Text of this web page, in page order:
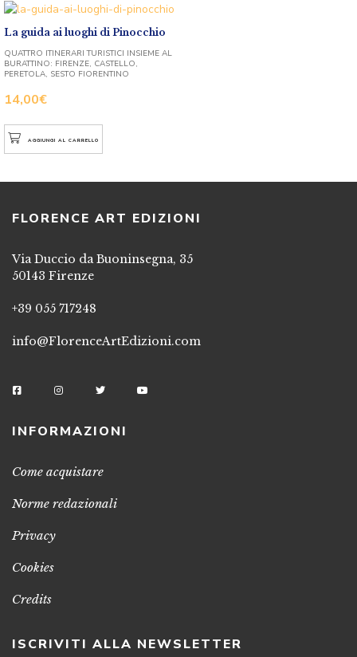
La guida ai luoghi di Pinocchio
14,00€
QUATTRO ITINERARI TURISTICI INSIEME AL
BURATTINO: FIRENZE, CASTELLO,
PERETOLA, SESTO FIORENTINO
AGGIUNGI AL CARRELLO
FLORENCE ART EDIZIONI
Via Duccio da Buoninsegna, 35
50143 Firenze
+39 055 717248
info@FlorenceArtEdizioni.com
INFORMAZIONI
Come acquistare
Norme redazionali
Privacy
Cookies
Credits
ISCRIVITI ALLA NEWSLETTER